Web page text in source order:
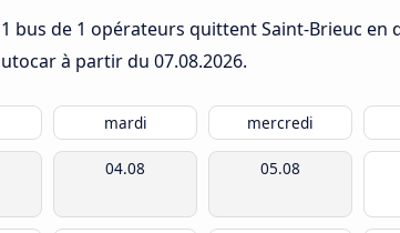
1 bus de 1 opérateurs quittent Saint-Brieuc
à partir du 07.08.2026.
mardi mercredi
04.08 05.08